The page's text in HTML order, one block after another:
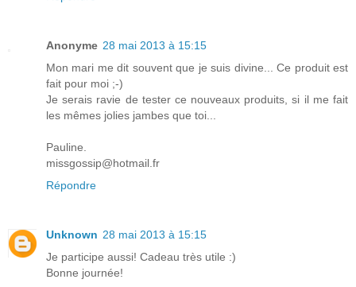
Anonyme 28 mai 2013 à 15:15
Mon mari me dit souvent que je suis divine... Ce produit est
fait pour moi ;-)
Je serais ravie de tester ce nouveaux produits, si il me fait
les mêmes jolies jambes que toi...
Pauline.
missgossip@hotmail.fr
Répondre
Unknown 28 mai 2013 à 15:15
Je participe aussi! Cadeau très utile :)
Bonne journée!